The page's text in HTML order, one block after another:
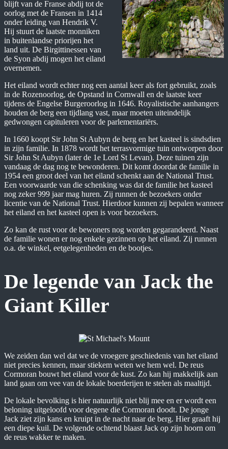
blijft van de Franse abdij tot de
oorlog met de Fransen in 1414
onder leiding van Hendrik V.
Hij stuurt de laatste monniken
in buitenlandse priorijen het
land uit. De Birgittinessen van
de Syon abdij mogen het eiland
overnemen.
Het eiland wordt echter nog een aantal keer als fort gebruikt, zoals
in de Rozenoorlog, de Opstand in Cornwall en de laatste keer
tijdens de Engelse Burgeroorlog in 1646. Royalistische aanhangers
houden de berg een tijdlang vast, maar moeten uiteindelijk
gedwongen capituleren voor de parlementariërs.
In 1660 koopt Sir John St Aubyn de berg en het kasteel is sindsdien
in zijn familie. In 1878 wordt het terrasvormige tuin ontworpen door
Sir John St Aubyn (later de 1e Lord St Levan). Deze tuinen zijn
vandaag de dag nog te bewonderen. Dit komt doordat de familie in
1954 een groot deel van het eiland schenkt aan de National Trust.
Een voorwaarde van die schenking was dat de familie het kasteel
nog zeker 999 jaar mag huren. Zij runnen de bezoekers onder
licentie van de National Trust. Hierdoor kunnen zij bepalen wanneer
het eiland en het kasteel open is voor bezoekers.
Zo kan de rust voor de bewoners nog worden gegarandeerd. Naast
de familie wonen er nog enkele gezinnen op het eiland. Zij runnen
o.a. de winkel, eetgelegenheden en de bootjes.
De legende van Jack the
Giant Killer
We zeiden dan wel dat we de vroegere geschiedenis van het eiland
niet precies kennen, maar stiekem weten we hem wel. De reus
Cormoran bouwt het eiland voor de kust. Zo kan hij makkelijk aan
land gaan om vee van de lokale boerderijen te stelen als maaltijd.
De lokale bevolking is hier natuurlijk niet blij mee en er wordt een
beloning uitgeloofd voor degene die Cormoran doodt. De jonge
Jack ziet zijn kans en kruipt in de nacht naar de berg. Hier graaft hij
een diepe kuil. De volgende ochtend blaast Jack op zijn hoorn om
de reus wakker te maken.